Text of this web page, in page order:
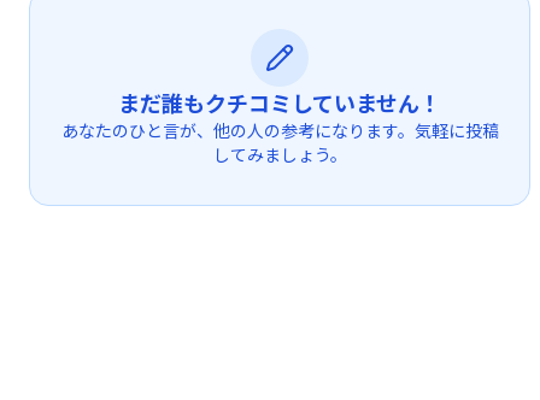
まだ誰もクチコミしていません！
あなたのひと言が、他の人の参考になります。気軽に投稿
してみましょう。